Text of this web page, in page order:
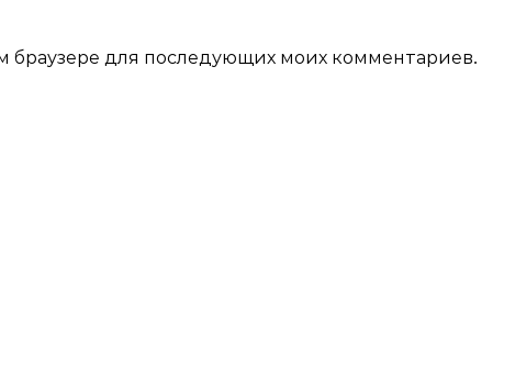
браузере для последующих моих комментариев.